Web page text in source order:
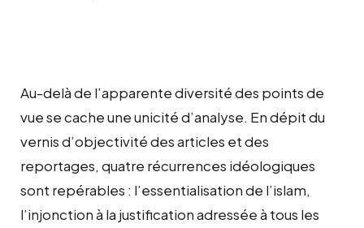
Au-delà de l’apparente diversité des points de
vue se cache une unicité d’analyse. En dépit du
vernis d’objectivité des articles et des
reportages, quatre récurrences idéologiques
sont repérables : l’essentialisation de l’islam,
l’injonction à la justification adressée à tous les